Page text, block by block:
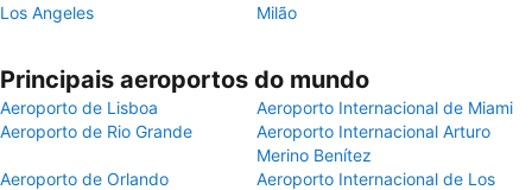
Los Angeles
Milão
Principais aeroportos do mundo
Aeroporto de Lisboa
Aeroporto Internacional de Miami
Aeroporto de Rio Grande
Aeroporto Internacional Arturo
Merino Benítez
Aeroporto de Orlando
Aeroporto Internacional de Los